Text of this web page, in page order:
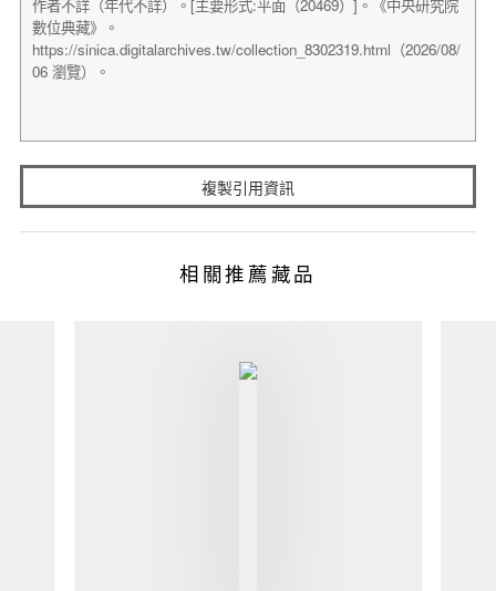
複製引用資訊
相關推薦藏品